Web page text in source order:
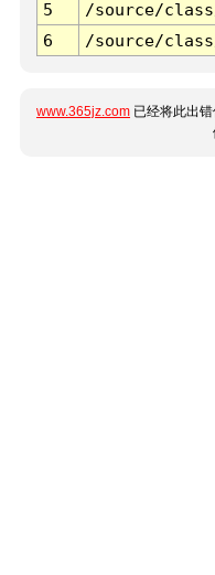
5
/source/
6
/source/
www.365jz.com 已经将此出